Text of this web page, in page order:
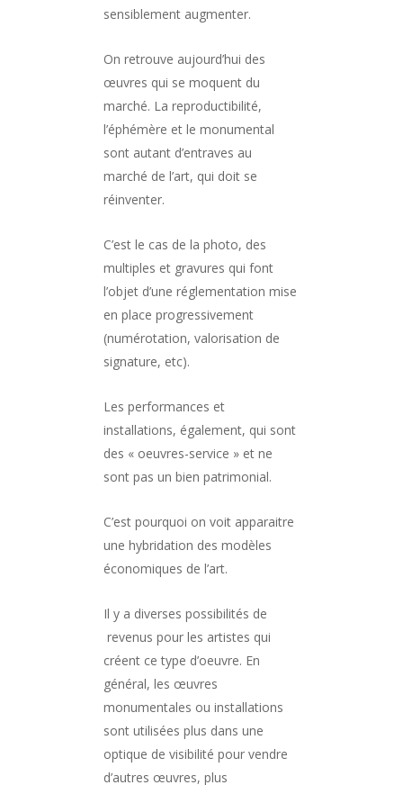
sensiblement augmenter.
On retrouve aujourd’hui des
œuvres qui se moquent du
marché. La reproductibilité,
l’éphémère et le monumental
sont autant d’entraves au
marché de l’art, qui doit se
réinventer.
C’est le cas de la photo, des
multiples et gravures qui font
l’objet d’une réglementation mise
en place progressivement
(numérotation, valorisation de
signature, etc).
Les performances et
installations, également, qui sont
des « oeuvres-service » et ne
sont pas un bien patrimonial.
C’est pourquoi on voit apparaitre
une hybridation des modèles
économiques de l’art.
Il y a diverses possibilités de
revenus pour les artistes qui
créent ce type d’oeuvre. En
général, les œuvres
monumentales ou installations
sont utilisées plus dans une
optique de visibilité pour vendre
d’autres œuvres, plus